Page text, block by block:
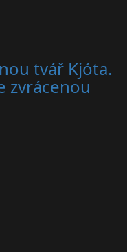
tvář Kjóta.
zvrácenou